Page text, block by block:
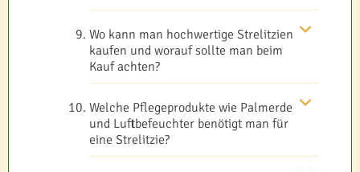
Wo kann man hochwertige Strelitzien
kaufen und worauf sollte man beim
Kauf achten?
Welche Pflegeprodukte wie Palmerde
und Luftbefeuchter benötigt man für
eine Strelitzie?